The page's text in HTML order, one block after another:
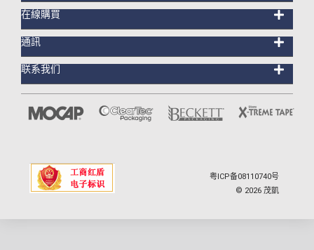
在線購買
通訊
联系我们
粤ICP备08110740号
© 2026 茂凱